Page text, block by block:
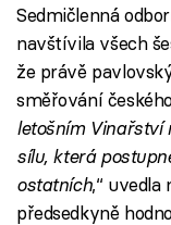
Sedmičlenná
navštívila všech
že právě
směřování
letošním Vinařství
sílu, která
ostatních,“ uvedla
předsedkyně